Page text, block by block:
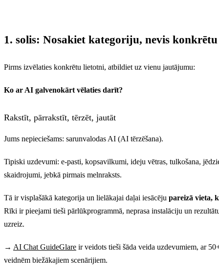
1. solis: Nosakiet kategoriju, nevis
Pirms izvēlaties konkrētu lietotni, atbildiet uz vienu jautājumu:
Ko ar AI galvenokārt vēlaties darīt?
Rakstīt, pārrakstīt, tērzēt, jautāt
Jums nepieciešams: sarunvalodas AI (AI tērzēšana).
Tipiski uzdevumi: e-pasti, kopsavilkumi, ideju vētras, tulkošana,
skaidrojumi, jebkā pirmais melnraksts.
Tā ir visplašākā kategorija un lielākajai daļai iesācēju pareizā vieta,
Rīki ir pieejami tieši pārlūkprogrammā, neprasa instalāciju un
uzreiz.
→ AI Chat GuideGlare ir veidots tieši šāda veida uzdevumiem, ar
veidnēm biežākajiem scenārijiem.